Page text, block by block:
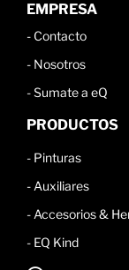
EMPRESA
- Contacto
- Nosotros
-Sumate a eQ
PRODUCTOS
- Pinturas
- Auxiliares
- Accesorios &
- EQ Kind